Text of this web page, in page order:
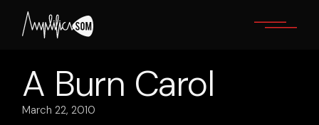
content
A Burn Carol
March 22, 2010